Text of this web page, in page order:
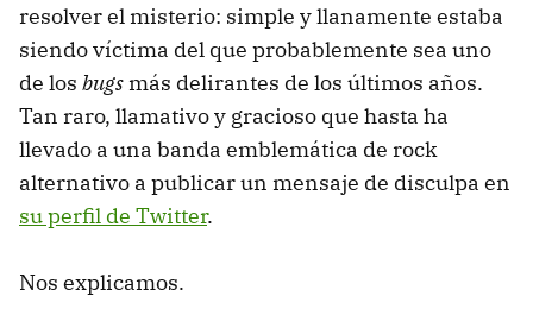
resolver el misterio: simple y llanamente estaba
siendo víctima del que probablemente sea uno
de los bugs más delirantes de los últimos años.
Tan raro, llamativo y gracioso que hasta ha
llevado a una banda emblemática de rock
alternativo a publicar un mensaje de disculpa en
su perfil de Twitter.
Nos explicamos.